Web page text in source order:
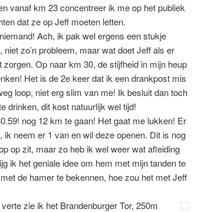
vanaf km 23 concentreer ik me op het publiek
dat ze op Jeff moeten letten.
Ach, ik pak wel ergens een stukje
zo’n probleem, maar wat doet Jeff als er
Op naar km 30, de stijfheid in mijn heup
Het is de 2e keer dat ik een drankpost mis
loop, niet erg slim van me! Ik besluit dan toch
drinken, dit kost natuurlijk wel tijd!
nog 12 km te gaan! Het gaat me lukken! Er
neem er 1 van en wil deze openen. Dit is nog
op zit, maar zo heb ik wel weer wat afleiding
ik het geniale idee om hem met mijn tanden te
de hamer te bekennen, hoe zou het met Jeff
zie ik het Brandenburger Tor, 250m